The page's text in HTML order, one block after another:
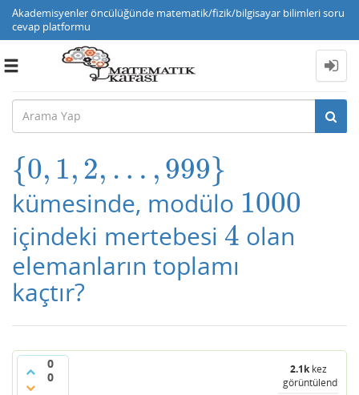
Akademisyenler öncülüğünde matematik/fizik/bilgisayar bilimleri soru
cevap platformu
Toggle
{0, 1, 2, … , 999}
{0,1 ,2, …,999}
kümesinde, modülo 1000
1000
içindeki mertebesi 4
4 olan
elemanların toplamı
kaçtır?
0
0
2.1kkez
görüntülendi